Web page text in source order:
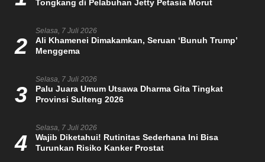
Tongkang di Pelabuhan Jetty Petasia Morut
2
Selasa, 7 Juli 2026
Ali Khamenei Dimakamkan, Seruan ‘Bunuh Trump’
Menggema
3
Selasa, 7 Juli 2026
Palu Juara Umum Utsawa Dharma Gita Tingkat
Provinsi Sulteng 2026
4
Selasa, 7 Juli 2026
Wajib Diketahui! Rutinitas Sederhana Ini Bisa
Turunkan Risiko Kanker Prostat